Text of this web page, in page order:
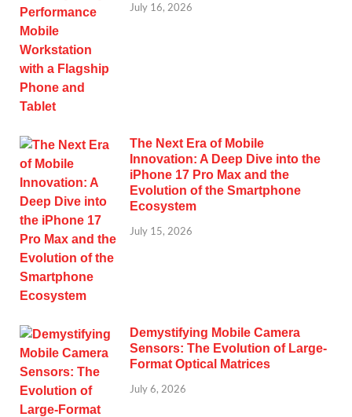
July 16, 2026
The Next Era of Mobile
Innovation: A Deep Dive into the
iPhone 17 Pro Max and the
Evolution of the Smartphone
Ecosystem
July 15, 2026
Demystifying Mobile Camera
Sensors: The Evolution of Large-
Format Optical Matrices
July 6, 2026